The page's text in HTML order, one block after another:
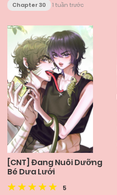
Chapter 30 1 tuần trước
[CNT] Đang Nuôi Dưỡng
Bé Dưa Lưới
5